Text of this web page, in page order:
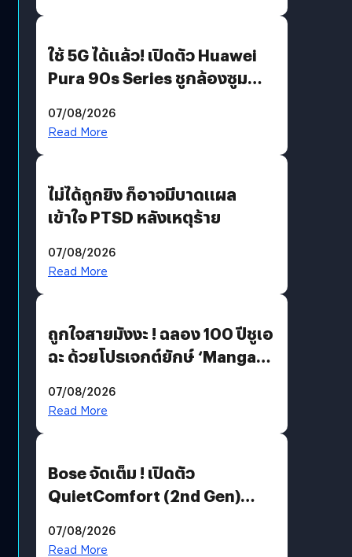
ใช้ 5G ได้แล้ว! เปิดตัว Huawei
Pura 90s Series ชูกล้องซูม
07/08/2026
Read More
ไม่ได้ถูกยิง ก็อาจมีบาดแผล
เข้าใจ PTSD หลังเหตุร้าย
07/08/2026
Read More
ถูกใจสายมังงะ ! ฉลอง 100 ปีชูเอ
ฉะ ด้วยโปรเจกต์ยักษ์ ‘Manga
มีภาษาไทยด้วย
07/08/2026
Read More
Bose จัดเต็ม ! เปิดตัว
QuietComfort (2nd Gen)
07/08/2026
Read More